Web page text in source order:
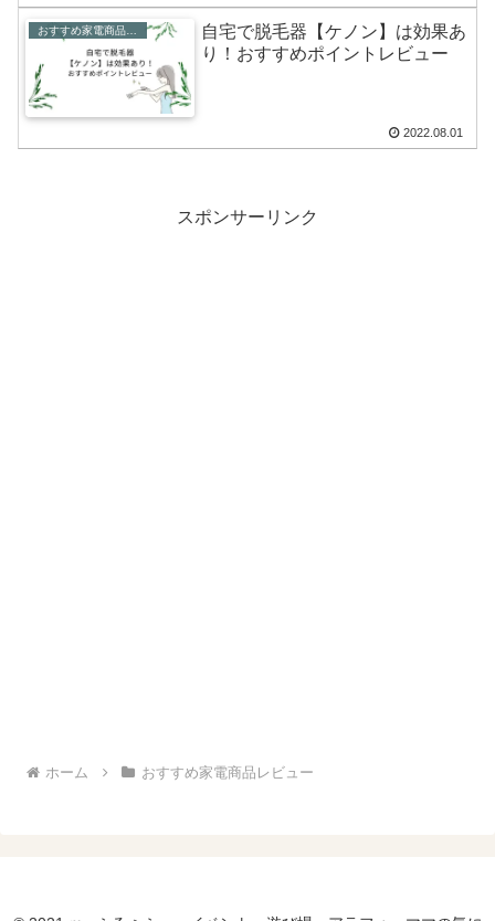
おすすめ家電商品レビュー
自宅で脱毛器【ケノン】は効果あ
り！おすすめポイントレビュー
2022.08.01
スポンサーリンク
ホーム おすすめ家電商品レビュー